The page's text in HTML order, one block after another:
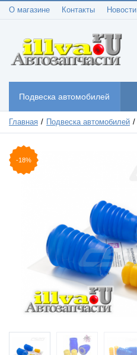
О магазине Контакты Новости
Подвеска автомобилей
Главная Подвеска автомобилей
-18%